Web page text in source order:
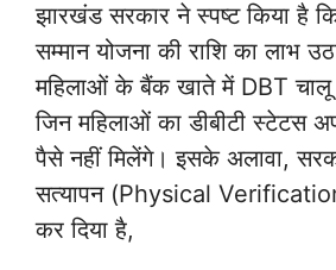
झारखंड सरकार ने स्पष्ट किया है
सम्मान योजना की राशि का लाभ
महिलाओं के बैंक खाते में DBT चालू
जिन महिलाओं का डीबीटी स्टेटस
पैसे नहीं मिलेंगे। इसके अलावा,
सत्यापन (Physical
कर दिया है,